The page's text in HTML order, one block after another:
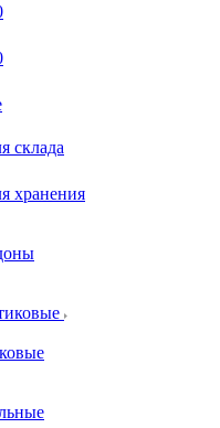
склада
хранения